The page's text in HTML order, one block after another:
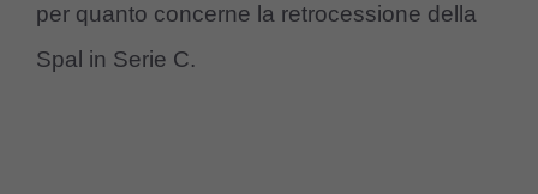
per quanto concerne la retrocessione della
Spal in Serie C.